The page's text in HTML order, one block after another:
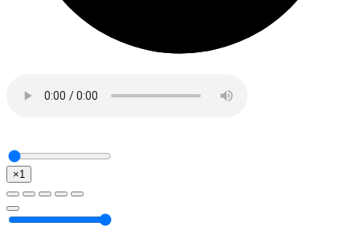
×1